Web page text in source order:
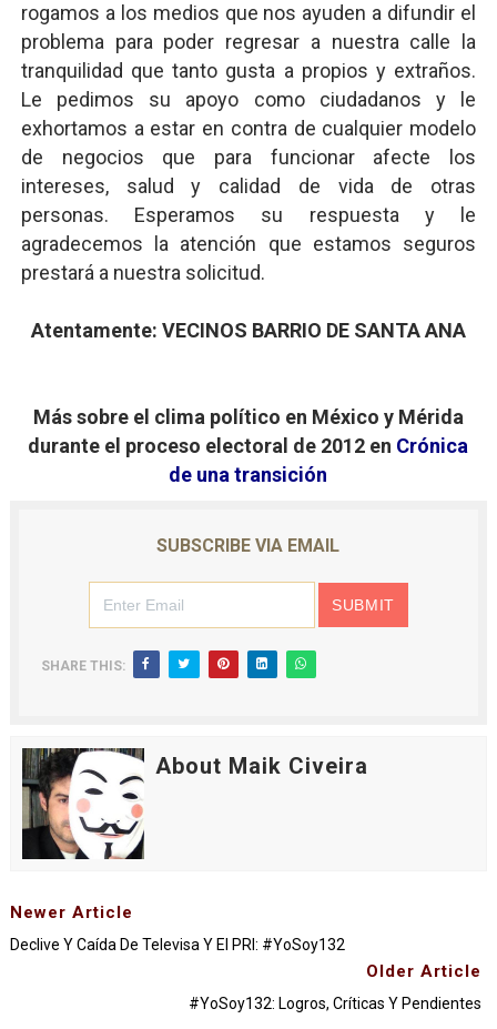
rogamos a los medios que nos ayuden a difundir el
problema para poder regresar a nuestra calle la
tranquilidad que tanto gusta a propios y extraños.
Le pedimos su apoyo como ciudadanos y le
exhortamos a estar en contra de cualquier modelo
de negocios que para funcionar afecte los
intereses, salud y calidad de vida de otras
personas. Esperamos su respuesta y le
agradecemos la atención que estamos seguros
prestará a nuestra solicitud.
Atentamente: VECINOS BARRIO DE SANTA ANA
Más sobre el clima político en México y Mérida
durante el proceso electoral de 2012 en Crónica
de una transición
SUBSCRIBE VIA EMAIL
SHARE THIS:
About Maik Civeira
Newer Article
Declive Y Caída De Televisa Y El PRI: #YoSoy132
Older Article
#YoSoy132: Logros, Críticas Y Pendientes